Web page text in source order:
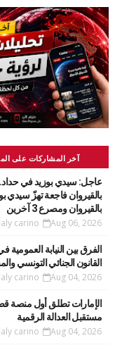
آخر المشاركات على
عاجل: سيدي بوزيد في
بالقيروان فاجعة تهزّ سيدي
بالقيروان ومصرع 3 آخرين
carino Aug 06, 2026
الفرق بين النيابة
القانون الجنائي التونسي
carino Aug 04, 2026
الإمارات تطلق أول منصة
مستقبل العدالة الرقمية
carino Aug 04, 2026